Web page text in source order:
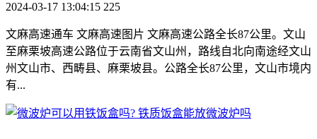
2024-03-17 13:04:15 225
文麻高速通车 文麻高速图片 文麻高速公路全长87公里。文山
至麻栗坡高速公路位于云南省文山州，路线自北向南途经文山
州文山市、西畴县、麻栗坡县。公路全长87公里，文山市境内
有...